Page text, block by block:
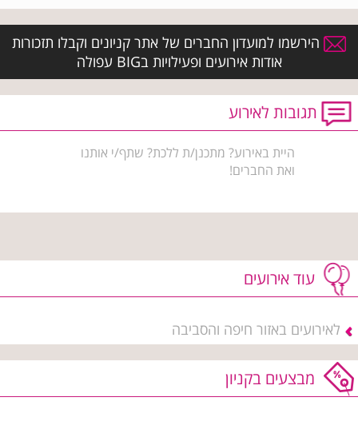
הירשמו למועדון החברים של אתר קניונים וקבלו תזכורות
אודות אירועים ופעילויות בBIG עפולה
תגובות לאירוע
היית באירוע? מתכנן/ת ללכת? שתף/י אותנו
ואת החברים!
עוד אירועים
לאירועים באזור חיפה והסביבה
מבצעים בקניון